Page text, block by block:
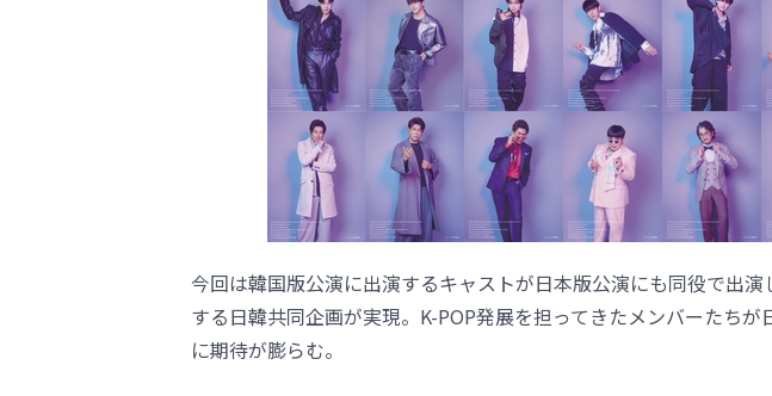
今回は韓国版公演に出演するキャストが日本版公演にも同役で出
する日韓共同企画が実現。K-POP発展を担ってきたメンバーたち
に期待が膨らむ。